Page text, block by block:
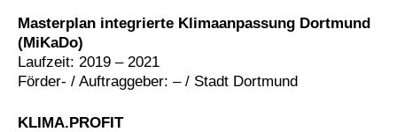
Masterplan integrierte Klimaanpassung Dortmund
(MiKaDo)
Laufzeit: 2019 – 2021
Förder- / Auftraggeber: – / Stadt Dortmund
KLIMA.PROFIT